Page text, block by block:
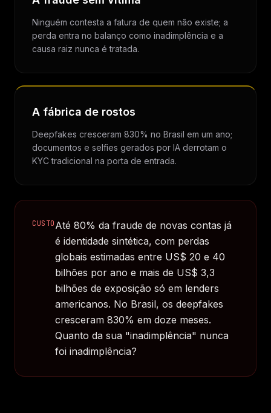
Ninguém contesta a fatura de quem não existe; a
perda entra no balanço como inadimplência e a
causa raiz nunca é tratada.
A fábrica de rostos
Deepfakes cresceram 830% no Brasil em um ano;
documentos e selfies gerados por IA derrotam o
KYC tradicional na porta de entrada.
CUSTOAté 80% da fraude de novas contas já
é identidade sintética, com perdas
globais estimadas entre US$ 20 e 40
bilhões por ano e mais de US$ 3,3
bilhões de exposição só em lenders
americanos. No Brasil, os deepfakes
cresceram 830% em doze meses.
Quanto da sua "inadimplência" nunca
foi inadimplência?